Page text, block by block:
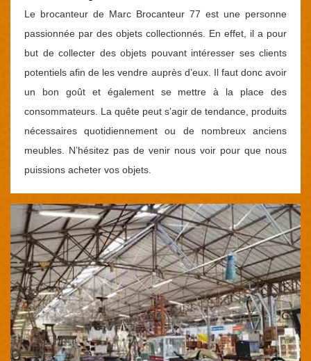
Le brocanteur de Marc Brocanteur 77 est une personne
passionnée par des objets collectionnés. En effet, il a pour
but de collecter des objets pouvant intéresser ses clients
potentiels afin de les vendre auprès d’eux. Il faut donc avoir
un bon goût et également se mettre à la place des
consommateurs. La quête peut s’agir de tendance, produits
nécessaires quotidiennement ou de nombreux anciens
meubles. N’hésitez pas de venir nous voir pour que nous
puissions acheter vos objets.